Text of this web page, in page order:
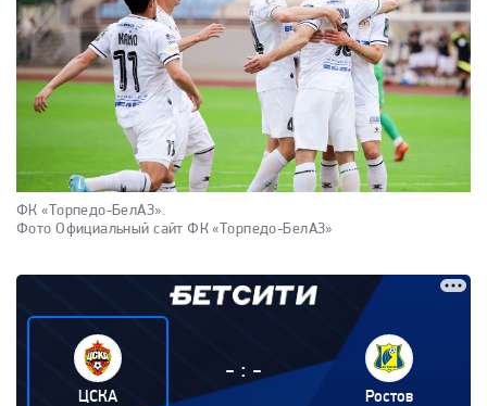
ФК «Торпедо-БелАЗ».
Фото Официальный сайт ФК «Торпедо-БелАЗ»
ЦСКА
- : -
Ростов